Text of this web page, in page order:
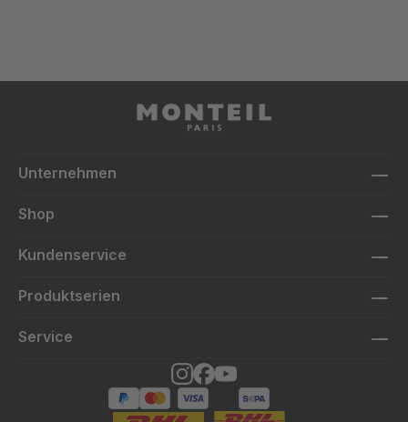
Unternehmen
Shop
Kundenservice
Produktserien
Service